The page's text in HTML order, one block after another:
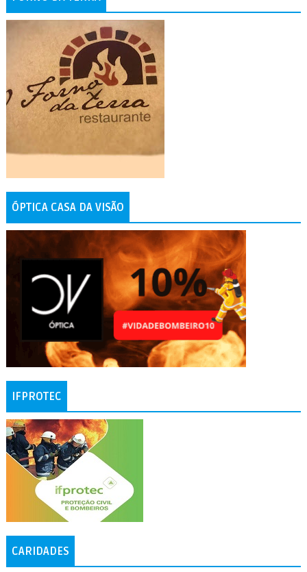
ÓPTICA CASA DA VISÃO
IFPROTEC
CARIDADES